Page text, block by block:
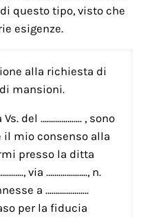
questo tipo, visto che
esigenze.
alla richiesta di
mansioni.
del ……………….. , sono
il mio consenso alla
presso la ditta
via ……………….., n.
a …………………
per la fiducia